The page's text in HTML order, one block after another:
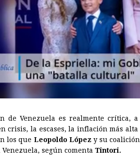
de Venezuela es realmente crítica,
crisis, la escases, la inflación más
los que Leopoldo López y su
según comenta Tintori.